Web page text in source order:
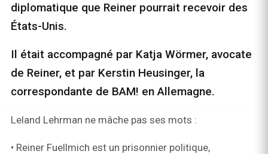
diplomatique que Reiner pourrait recevoir des
États-Unis.
Il était accompagné par Katja Wörmer, avocate
de Reiner, et par Kerstin Heusinger, la
correspondante de BAM! en Allemagne.
Leland Lehrman ne mâche pas ses mots :
• Reiner Fuellmich est un prisonnier politique,